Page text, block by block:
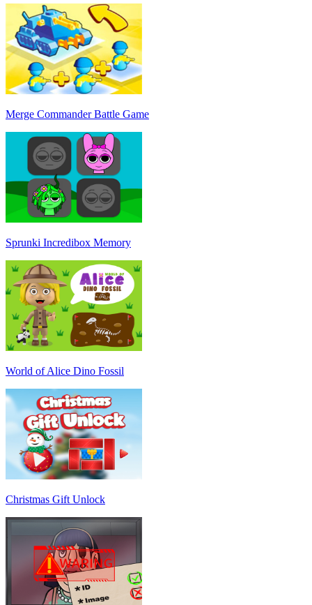
Merge Commander Battle Game
Sprunki Incredibox Memory
World of Alice Dino Fossil
Christmas Gift Unlock